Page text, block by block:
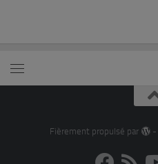
Fièrement propulsé par -